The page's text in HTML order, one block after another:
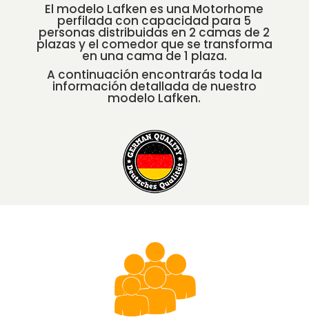
El modelo Lafken es una Motorhome
perfilada con capacidad para 5
personas distribuidas en 2 camas de 2
plazas y el comedor que se transforma
en una cama de 1 plaza.
A continuación encontrarás toda la
información detallada de nuestro
modelo Lafken.